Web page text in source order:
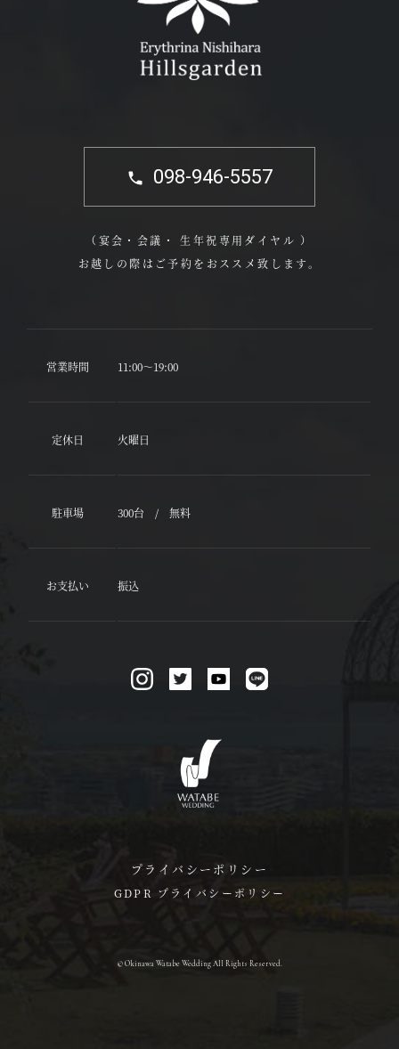
098-946-5557
（宴会・会議・ 生年祝専用ダイヤル ）
お越しの際はご予約をおススメ致します。
営業時間 11:00～19:00
定休日 火曜日
駐車場 300台 / 無料
お支払い 振込
プライバシーポリシー
GDPR プライバシーポリシー
© Okinawa Watabe Wedding All Rights Reserved.